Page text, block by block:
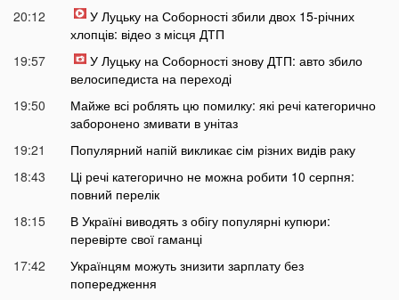
20:12
У Луцьку на Соборності збили двох 15-річних
хлопців: відео з місця ДТП
19:57
У Луцьку на Соборності знову ДТП: авто збило
велосипедиста на переході
19:50
Майже всі роблять цю помилку: які речі категорично
заборонено змивати в унітаз
19:21
Популярний напій викликає сім різних видів раку
18:43
Ці речі категорично не можна робити 10 серпня:
повний перелік
18:15
В Україні виводять з обігу популярні купюри:
перевірте свої гаманці
17:42
Українцям можуть знизити зарплату без
попередження